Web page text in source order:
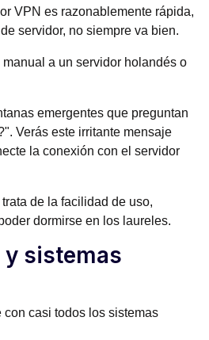
VPN es razonablemente rápida,
servidor, no siempre va bien.
a un servidor holandés o
emergentes que preguntan
Verás este irritante mensaje
la conexión con el servidor
de la facilidad de uso,
dormirse en los laureles.
sistemas
casi todos los sistemas